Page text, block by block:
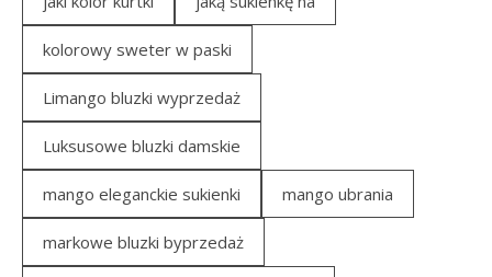
kolorowy sweter w paski
Limango bluzki wyprzedaż
Luksusowe bluzki damskie
mango eleganckie sukienki mango ubrania
markowe bluzki byprzedaż